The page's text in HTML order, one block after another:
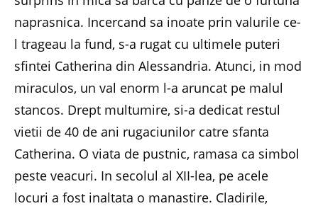
naprasnica. Incercand sa inoate prin valurile ce-
l trageau la fund, s-a rugat cu ultimele puteri
sfintei Catherina din Alessandria. Atunci, in mod
miraculos, un val enorm l-a aruncat pe malul
stancos. Drept multumire, si-a dedicat restul
vietii de 40 de ani rugaciunilor catre sfanta
Catherina. O viata de pustnic, ramasa ca simbol
peste veacuri. In secolul al XII-lea, pe acele
locuri a fost inaltata o manastire. Cladirile,